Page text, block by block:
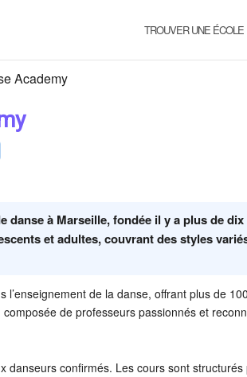
TROUVER UNE ÉCOLE
Academy
danse à Marseille, fondée il y a plus de
et adultes, couvrant des styles
l’enseignement de la danse, offrant plus de
de professeurs passionnés et
danseurs confirmés. Les cours sont